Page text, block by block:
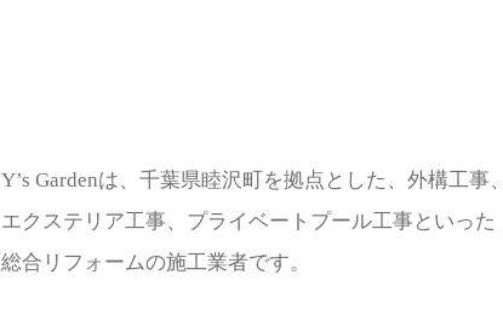
Y’s Gardenは、千葉県睦沢町を拠点とした、外構工事
エクステリア工事、プライベートプール工事といった
総合リフォームの施工業者です。